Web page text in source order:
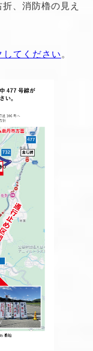
、消防櫓の⾒え
てください 。